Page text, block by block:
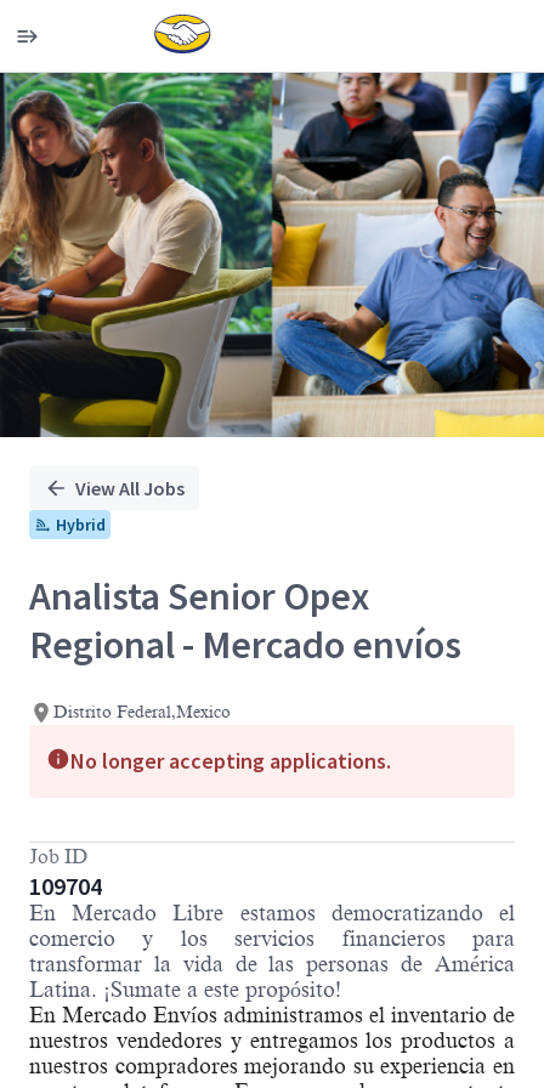
Single
Position
View All Jobs
Hybrid
Analista Senior Opex
Regional - Mercado envíos
Distrito Federal,Mexico
No longer accepting applications.
Job ID
109704
En Mercado Libre estamos democratizando el
comercio y los servicios financieros para
transformar la vida de las personas de América
Latina. ¡Sumate a este propósito!
En Mercado Envíos administramos el inventario de
nuestros vendedores y entregamos los productos a
nuestros compradores mejorando su experiencia en